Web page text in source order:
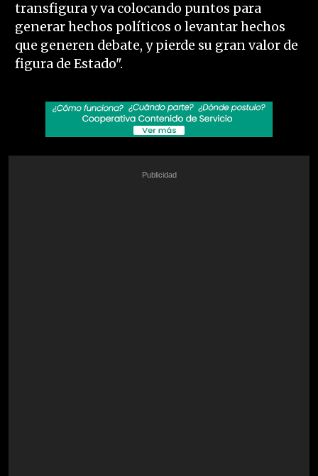
transfigura y va colocando puntos para
generar hechos políticos o levantar hechos
que generen debate, y pierde su gran valor de
figura de Estado".